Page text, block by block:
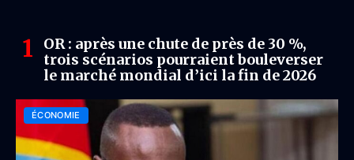
OR : après une chute de près de 30 %,
trois scénarios pourraient bouleverser
le marché mondial d’ici la fin de 2026
ÉCONOMIE